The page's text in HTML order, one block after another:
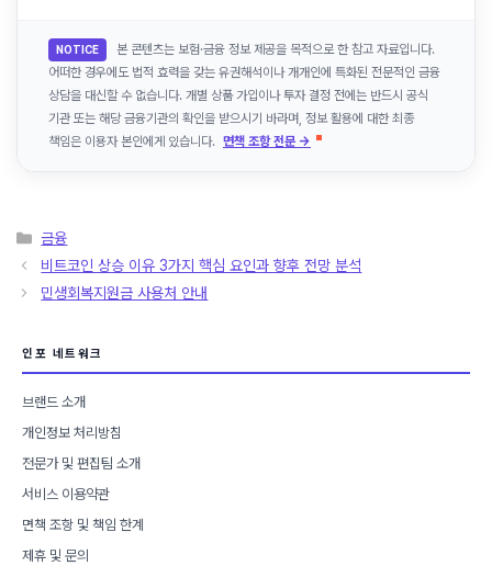
NOTICE
본 콘텐츠는 보험·금융 정보 제공을 목적으로 한 참고 자료입니다.
어떠한 경우에도 법적 효력을 갖는 유권해석이나 개개인에 특화된 전문적인 금융
상담을 대신할 수 없습니다. 개별 상품 가입이나 투자 결정 전에는 반드시 공식
기관 또는 해당 금융기관의 확인을 받으시기 바라며, 정보 활용에 대한 최종
책임은 이용자 본인에게 있습니다. 면책 조항 전문 →
카
테
리
금융
비트코인 상승 이유 3가지 핵심 요인과 향후 전망 분석
민생회복지원금 사용처 안내
인포 네트워크
브랜드 소개
개인정보 처리방침
전문가 및 편집팀 소개
서비스 이용약관
면책 조항 및 책임 한계
제휴 및 문의